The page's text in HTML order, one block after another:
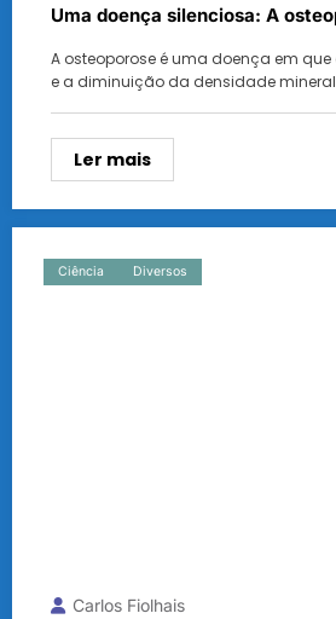
Uma doença silenciosa: A
A osteoporose é uma doença em
e a diminuição da densidade
Ler mais
Ciência Diversos
Carlos Fiolhais